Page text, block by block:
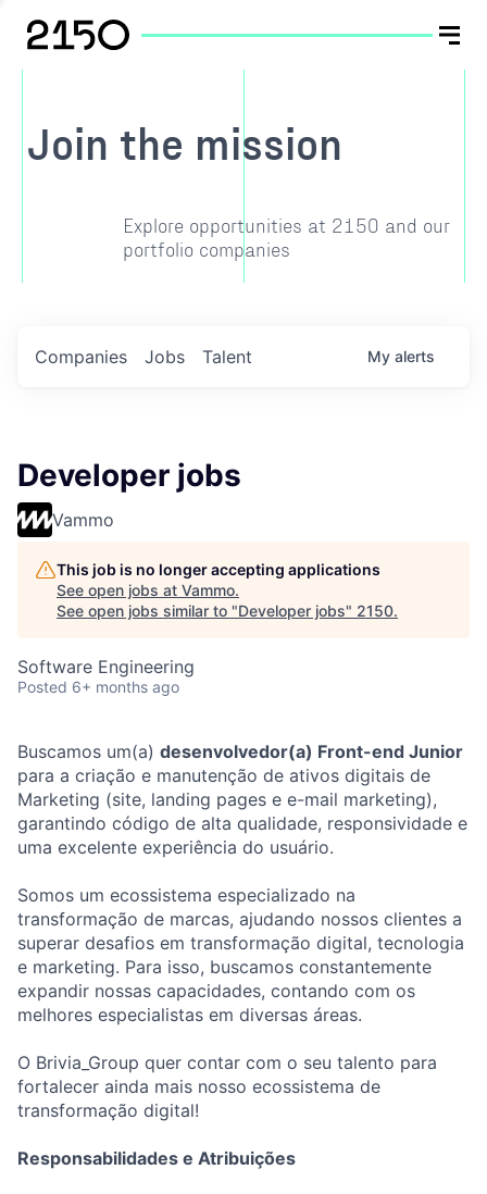
Join the mission
Explore opportunities at 2150 and our
portfolio companies
Jobs
Companies Talent My alerts
Developer jobs
Vammo
This job is no longer accepting applications
See open jobs at Vammo.
See open jobs similar to "Developer jobs" 2150.
Software Engineering
Posted 6+ months ago
Buscamos um(a) desenvolvedor(a) Front-end Junior
para a criação e manutenção de ativos digitais de
Marketing (site, landing pages e e-mail marketing),
garantindo código de alta qualidade, responsividade e
uma excelente experiência do usuário.
Somos um ecossistema especializado na
transformação de marcas, ajudando nossos clientes a
superar desafios em transformação digital, tecnologia
e marketing. Para isso, buscamos constantemente
expandir nossas capacidades, contando com os
melhores especialistas em diversas áreas.
O Brivia_Group quer contar com o seu talento para
fortalecer ainda mais nosso ecossistema de
transformação digital!
Responsabilidades e Atribuições